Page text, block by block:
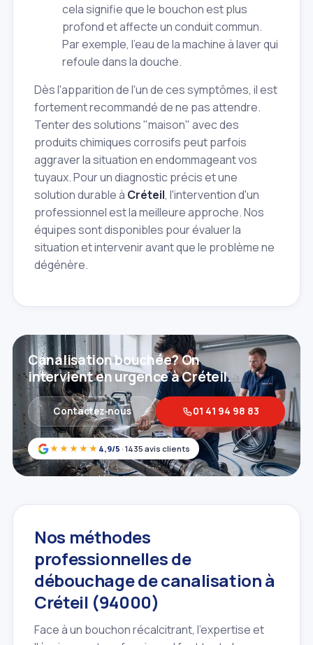
cela signifie que le bouchon est plus
profond et affecte un conduit commun.
Par exemple, l'eau de la machine à laver qui
refoule dans la douche.
Dès l'apparition de l'un de ces symptômes, il est
fortement recommandé de ne pas attendre.
Tenter des solutions "maison" avec des
produits chimiques corrosifs peut parfois
aggraver la situation en endommageant vos
tuyaux. Pour un diagnostic précis et une
solution durable à Créteil, l'intervention d'un
professionnel est la meilleure approche. Nos
équipes sont disponibles pour évaluer la
situation et intervenir avant que le problème ne
dégénère.
★★★★★ 4,9/5 · 1435 avis clients
Canalisation bouchée? On
intervient en urgence à Créteil.
Contactez‑nous 01 41 94 98 83
Nos méthodes
professionnelles de
débouchage de canalisation à
Créteil (94000)
Face à un bouchon récalcitrant, l'expertise et